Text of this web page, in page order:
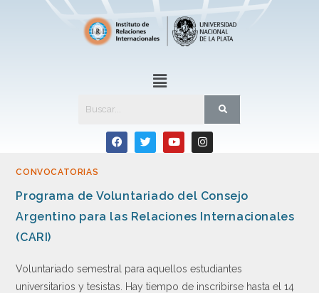
CONVOCATORIAS
Programa de Voluntariado del Consejo
Argentino para las Relaciones Internacionales
(CARI)
Voluntariado semestral para aquellos estudiantes
universitarios y tesistas. Hay tiempo de inscribirse hasta el 14